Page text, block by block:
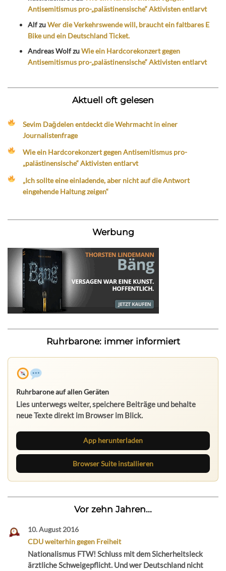
Antisemitismus pro-„palästinensische“ Aktivisten entlarvt
AlfzuWer die Verkehrswende will, braucht ein faltbares E
Bike und ein Deutschland Ticket.
Andreas WolfzuWie ein Hardcorekonzert gegen
Antisemitismus pro-„palästinensische“ Aktivisten entlarvt
Aktuell oft gelesen
Sevim Dağdelen entdeckt die Wehrmacht in einer
Journalistenfrage
Wie ein Hardcorekonzert gegen Antisemitismus pro-
„palästinensische“ Aktivisten entlarvt
„Ich sollte eine einladende, aber nicht auf die Antwort
eingehende Haltung zeigen“
Werbung
Ruhrbarone: immer informiert
Ruhrbarone auf allen Geräten
Lies unterwegs weiter, speichere Beiträge und behalte
neue Texte direkt im Browser im Blick.
App herunterladen
Browser Suite installieren
Vor zehn Jahren...
10. August 2016
CDU weiterhin gegen Freiheit
Nationalismus FTW! Schluss mit dem Sicherheitsleck
ärztliche Schweigepflicht. Und wer Deutschland nicht